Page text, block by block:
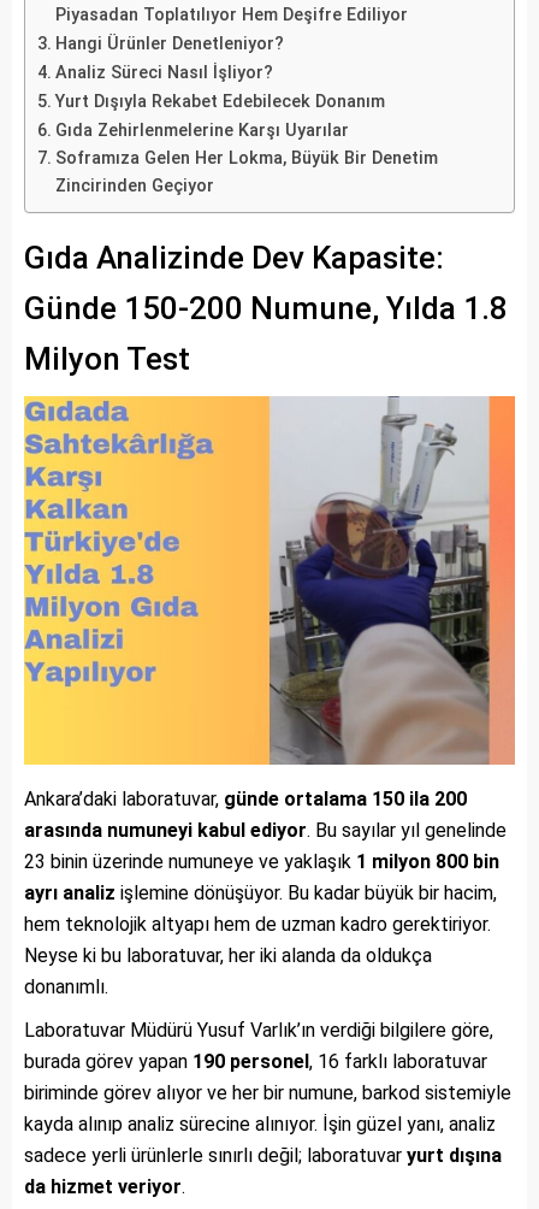
Piyasadan Toplatılıyor Hem Deşifre Ediliyor
Hangi Ürünler Denetleniyor?
Analiz Süreci Nasıl İşliyor?
Yurt Dışıyla Rekabet Edebilecek Donanım
Gıda Zehirlenmelerine Karşı Uyarılar
Soframıza Gelen Her Lokma, Büyük Bir Denetim
Zincirinden Geçiyor
Gıda Analizinde Dev Kapasite:
Günde 150-200 Numune, Yılda 1.8
Milyon Test
Ankara’daki laboratuvar, günde ortalama 150 ila 200
arasında numuneyi kabul ediyor. Bu sayılar yıl genelinde
23 binin üzerinde numuneye ve yaklaşık 1 milyon 800 bin
ayrı analiz işlemine dönüşüyor. Bu kadar büyük bir hacim,
hem teknolojik altyapı hem de uzman kadro gerektiriyor.
Neyse ki bu laboratuvar, her iki alanda da oldukça
donanımlı.
Laboratuvar Müdürü Yusuf Varlık’ın verdiği bilgilere göre,
burada görev yapan 190 personel, 16 farklı laboratuvar
biriminde görev alıyor ve her bir numune, barkod sistemiyle
kayda alınıp analiz sürecine alınıyor. İşin güzel yanı, analiz
sadece yerli ürünlerle sınırlı değil; laboratuvar yurt dışına
da hizmet veriyor.